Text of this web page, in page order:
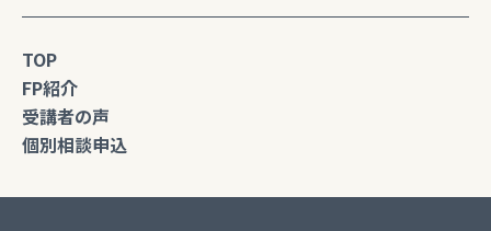
TOP
FP紹介
受講者の声
個別相談申込